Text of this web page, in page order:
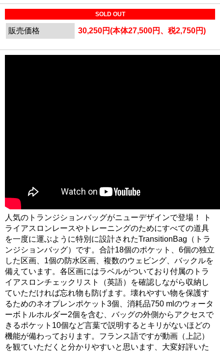
SOLD OUT
販売価格 30,250円(本体27,500円、税2,750円)
人気のトランジションバッグがニューデザインで登場！ ト
ライアスロンレースやトレーニングのためにすべての道具
を一度に運ぶように特別に設計されたTransitionBag（トラ
ンジションバッグ）です。合計18個のポケット、6個の独立
した区画、1個の防水区画、複数のウェビング、バックルを
備えています。各区画にはラベルがついており付属のトラ
イアスロンチェックリスト（英語）を確認しながら収納し
ていただければ忘れ物も防げます。壊れやすい物を保護す
るためのネオプレンポケット3個、消耗品750 mlのウォータ
ーボトルホルダー2個を含む、バッグの外側からアクセスで
きるポケット10個など言葉で説明するとキリがないほどの
機能が備わっております。フランス語ですが動画（上記）
を観ていただくと分かりやすいと思います、大変好評いた